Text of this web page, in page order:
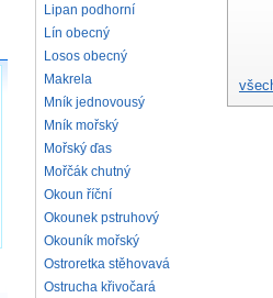
Lipan podhorní
Lín obecný
Losos obecný
Makrela
Mník jednovousý
Mník mořský
Mořský ďas
Mořčák chutný
Okoun říční
Okounek pstruhový
Okouník mořský
Ostroretka stěhovavá
Ostrucha křivočará